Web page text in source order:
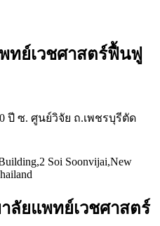
ทย์เวชศาสตร์ฟื้นฟู
ปี ซ. ศูนย์วิจัย ถ.เพชรบุรีตัด
Soi Soonvijai,New
ลัยแพทย์เวชศาสตร์